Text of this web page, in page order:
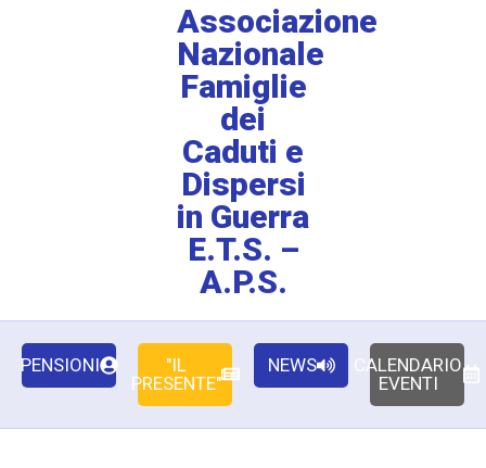
Associazione
Nazionale
Famiglie
dei
Caduti e
Dispersi
in Guerra
E.T.S. –
A.P.S.
PENSIONI
"IL
PRESENTE"
NEWS
CALENDARIO
EVENTI